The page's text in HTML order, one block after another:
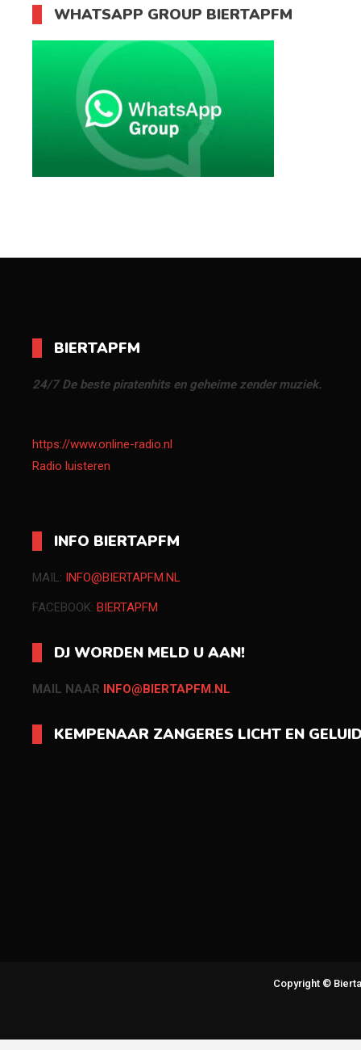
WHATSAPP GROUP BIERTAPFM
BIERTAPFM
24/7 De beste piratenhits en geheime zender muziek.
https://www.online-radio.nl
Radio luisteren
INFO BIERTAPFM
MAIL: INFO@BIERTAPFM.NL
FACEBOOK: BIERTAPFM
DJ WORDEN MELD U AAN!
MAIL NAAR INFO@BIERTAPFM.NL
KEMPENAAR ZANGERES LICHT EN
Copyright ©